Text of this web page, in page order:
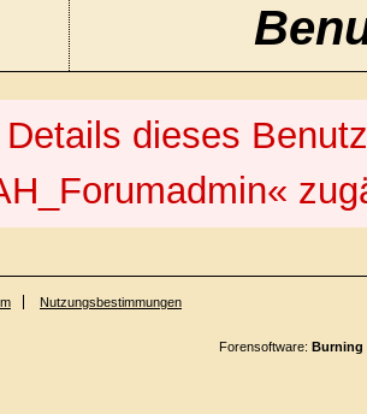
Details dieses
Nutzungsbestimmungen
Forensoftware: Burning